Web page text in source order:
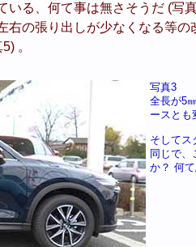
る、何て事は無さそうだ (写
右の張り出しが少なくなる等
。
写真3
全長が5
ースとも
そしてス
同じで、
か？ 何て